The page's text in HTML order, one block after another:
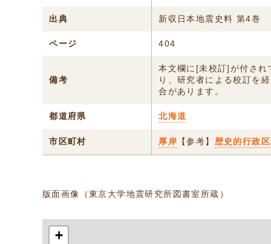
出典 新収日本地震史料 第4巻
ページ 404
備考
本文欄に[未校訂]が付され
り、研究者による校訂を
合があります。
都道府県 北海道
市区町村 厚岸 【参考】 歴史的行政
版面画像（東京大学地震研究所図書室所蔵）
+